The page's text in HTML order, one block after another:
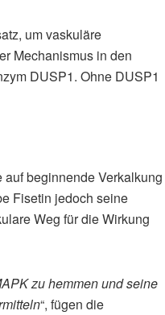
um vaskuläre
Mechanismus in den
DUSP1. Ohne DUSP1
beginnende Verkalkung
Fisetin jedoch seine
Weg für die Wirkung
zu hemmen und seine
“, fügen die